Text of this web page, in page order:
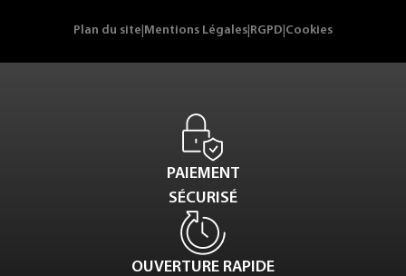
Plan du site Mentions Légales RGPD Cookies
PAIEMENT
SÉCURISÉ
OUVERTURE RAPIDE